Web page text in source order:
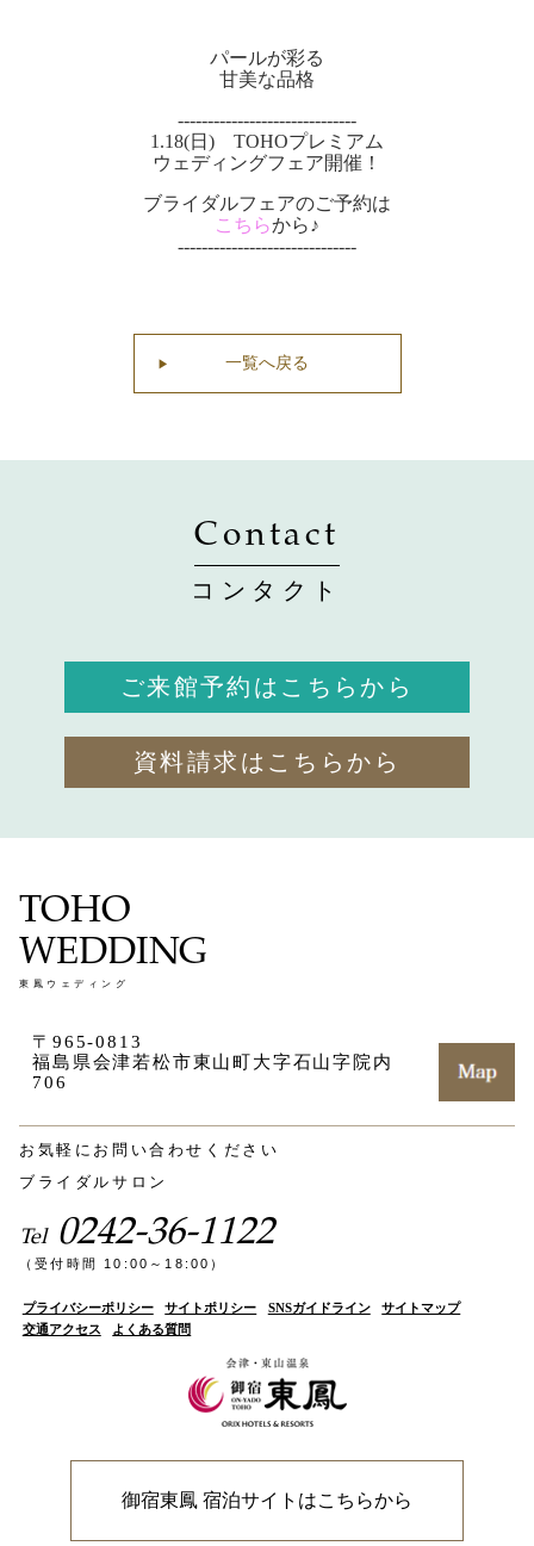
パールが彩る
甘美な品格
------------------------------
1.18(日) TOHOプレミアム
ウェディングフェア開催！
ブライダルフェアのご予約は
こちらから♪
------------------------------
一覧へ戻る
Contact
コンタクト
ご来館予約はこちらから
資料請求はこちらから
TOHO
WEDDING
東鳳ウェディング
〒965-0813
福島県会津若松市東山町大字石山字院内
706
お気軽にお問い合わせください
ブライダルサロン
Tel 0242-36-1122
（受付時間 10:00～18:00）
プライバシーポリシー サイトポリシー SNSガイドライン
サイトマップ
交通アクセス
よくある質問
御宿東鳳 宿泊サイトはこちらから